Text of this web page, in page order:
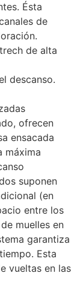
Ésta
de
de alta
descanso.
ofrecen
ensacada
máxima
suponen
(en
entre los
muelles en
garantiza
Esta
vueltas en las